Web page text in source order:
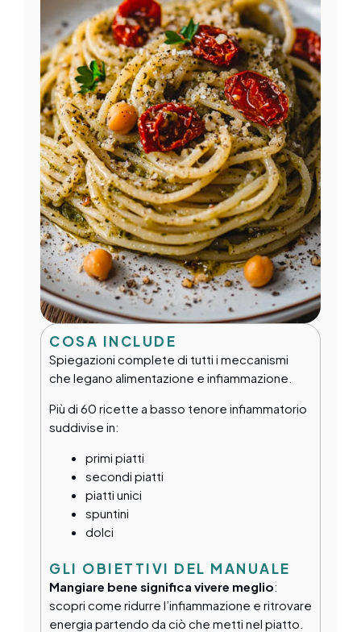
COSA INCLUDE
Spiegazioni complete di tutti i meccanismi
che legano alimentazione e infiammazione.
Più di 60 ricette a basso tenore infiammatorio
suddivise in:
primi piatti
secondi piatti
piatti unici
spuntini
dolci
GLI OBIETTIVI DEL MANUALE
Mangiare bene significa vivere meglio:
scopri come ridurre l’infiammazione e ritrovare
energia partendo da ciò che metti nel piatto.